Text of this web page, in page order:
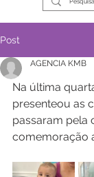
Post
AGENCIA KMB
Na última
presenteou as
passaram pela
comemoração